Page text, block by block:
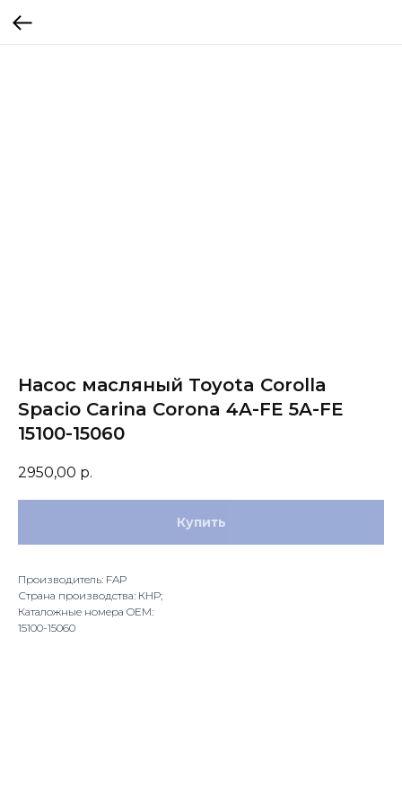
Насос масляный Toyota Corolla
Spacio Carina Corona 4A-FE 5A-FE
15100-15060
2950,00 р.
Купить
Производитель: FAP
Страна производства: КНР;
Каталожные номера OEM:
15100-15060